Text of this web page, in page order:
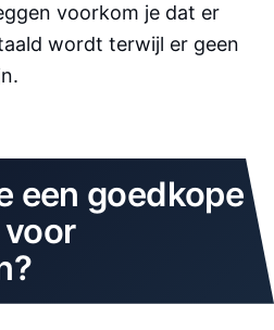
voorkom je dat er
wordt terwijl er geen
een goedkope